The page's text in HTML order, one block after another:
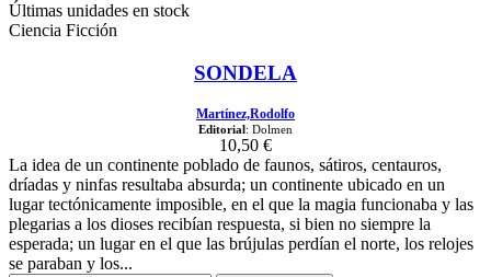
Últimas unidades en stock
Ciencia Ficción
SONDELA
Martínez,Rodolfo
Editorial: Dolmen
10,50 €
La idea de un continente poblado de faunos, sátiros, centauros,
dríadas y ninfas resultaba absurda; un continente ubicado en un
lugar tectónicamente imposible, en el que la magia funcionaba y las
plegarias a los dioses recibían respuesta, si bien no siempre la
esperada; un lugar en el que las brújulas perdían el norte, los relojes
se paraban y los...